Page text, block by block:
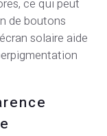
ce qui peut
de boutons
solaire aide